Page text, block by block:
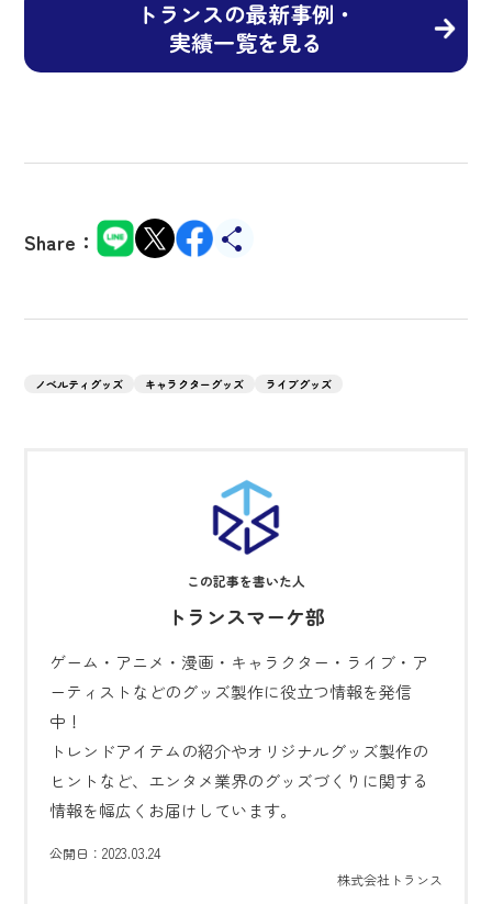
トランスの最新事例・
実績一覧を見る
Share：
ノベルティグッズ キャラクターグッズ ライブグッズ
トランスマーケ部
ゲーム・アニメ・漫画・キャラクター・ライブ・ア
ーティストなどのグッズ製作に役立つ情報を発信
中！
トレンドアイテムの紹介やオリジナルグッズ製作の
ヒントなど、エンタメ業界のグッズづくりに関する
情報を幅広くお届けしています。
公開日：2023.03.24
株式会社トランス